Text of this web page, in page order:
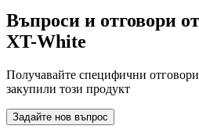
Въпроси и отговори
XT-White
Получавайте специфични
закупили този продукт
Задайте нов въпрос